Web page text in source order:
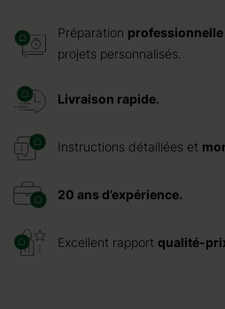
Préparation professionnelle
projets personnalisés.
Livraison rapide.
Instructions détaillées et
20 ans d’expérience.
Excellent rapport qualité-